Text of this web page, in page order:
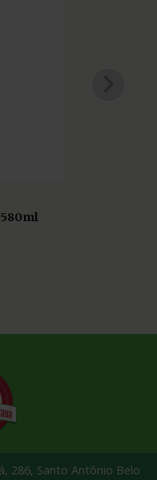
286, Santo Antônio Belo